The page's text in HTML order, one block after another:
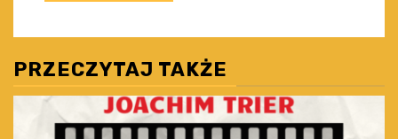
PRZECZYTAJ TAKŻE